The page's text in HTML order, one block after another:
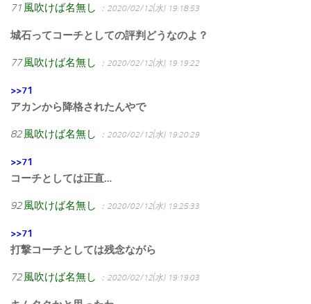
71 風吹けば名無し ：2020/02/12(水) 19:18:53
城石ってコーチとしての評判どうなのよ？
77 風吹けば名無し ：2020/02/12(水) 19:19:22
>>71
アカンから降格されたんやで
82 風吹けば名無し ：2020/02/12(水) 19:20:29
>>71
コーチとしては正直…
92 風吹けば名無し ：2020/02/12(水) 19:25:33
>>71
打撃コーチとしては残念ながら
72 風吹けば名無し ：2020/02/12(水) 19:19:03